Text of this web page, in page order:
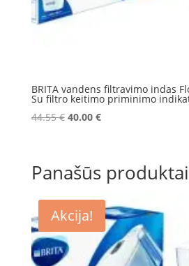
BRITA vandens filtravimo indas
Su filtro keitimo priminimo
44.55€ Original
44.55 €.
40.00 €Current
Panašūs produktai
Akcija!